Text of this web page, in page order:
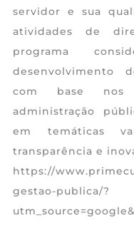
servidor e sua
atividades de
programa
desenvolvimento
com base nos
administração
em temáticas
transparência e
https://
gestao-publica/?